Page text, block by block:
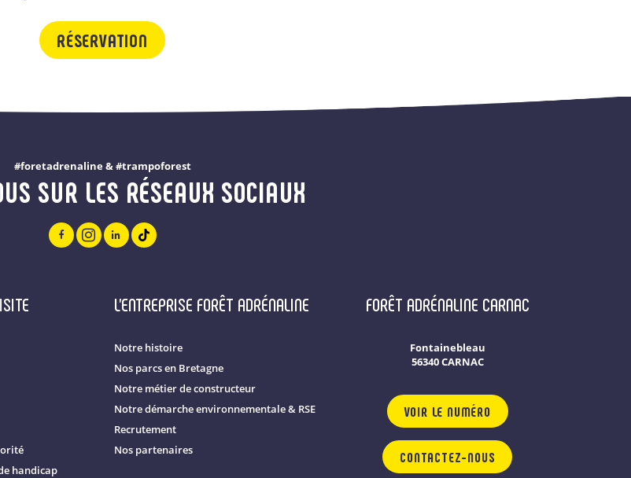
RÉSERVATION
#foretadrenaline & #trampoforest
SUR LES RÉSEAUX SOCIAUX
handicap
L'ENTREPRISE FORÊT ADRÉNALINE
Notre histoire
Nos parcs en Bretagne
Notre métier de constructeur
Notre démarche environnementale & RSE
Recrutement
Nos partenaires
FORÊT ADRÉNALINE CARNAC
Fontainebleau
56340 CARNAC
VOIR LE NUMÉRO
CONTACTEZ-NOUS